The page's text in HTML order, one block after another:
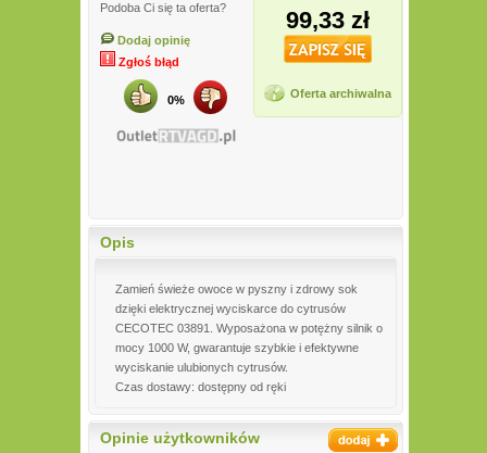
Podoba Ci się ta oferta?
Dodaj opinię
Zgłoś błąd
0%
99,33 zł
Oferta archiwalna
Opis
Zamień świeże owoce w pyszny i zdrowy sok
dzięki elektrycznej wyciskarce do cytrusów
CECOTEC 03891. Wyposażona w potężny silnik o
mocy 1000 W, gwarantuje szybkie i efektywne
wyciskanie ulubionych cytrusów.
Czas dostawy: dostępny od ręki
Opinie użytkowników